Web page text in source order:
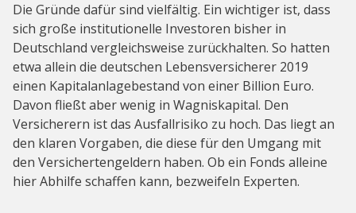
Die Gründe dafür sind vielfältig. Ein wichtiger ist, dass
sich große institutionelle Investoren bisher in
Deutschland vergleichsweise zurückhalten. So hatten
etwa allein die deutschen Lebensversicherer 2019
einen Kapitalanlagebestand von einer Billion Euro.
Davon fließt aber wenig in Wagniskapital. Den
Versicherern ist das Ausfallrisiko zu hoch. Das liegt an
den klaren Vorgaben, die diese für den Umgang mit
den Versichertengeldern haben. Ob ein Fonds alleine
hier Abhilfe schaffen kann, bezweifeln Experten.